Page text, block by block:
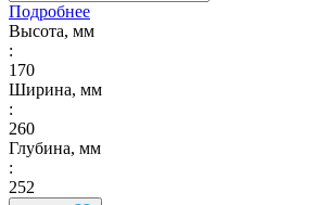
Подробнее
Высота, мм
:
170
Ширина, мм
:
260
Глубина, мм
:
252